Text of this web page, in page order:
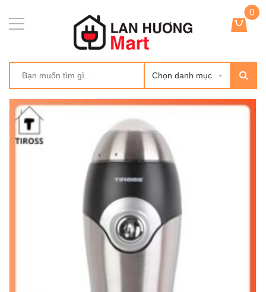
Chọn danh mục
0